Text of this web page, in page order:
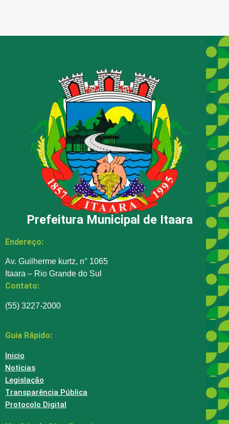
Prefeitura Municipal de Itaara
Endereço:
Av. Guilherme kurtz, n° 1065
Itaara – Rio Grande do Sul
Contato:
(55) 3227-2000
Guia Rápido:
Inicio
Notícias
Legislação
Transparência Pública
Protocolo Digital